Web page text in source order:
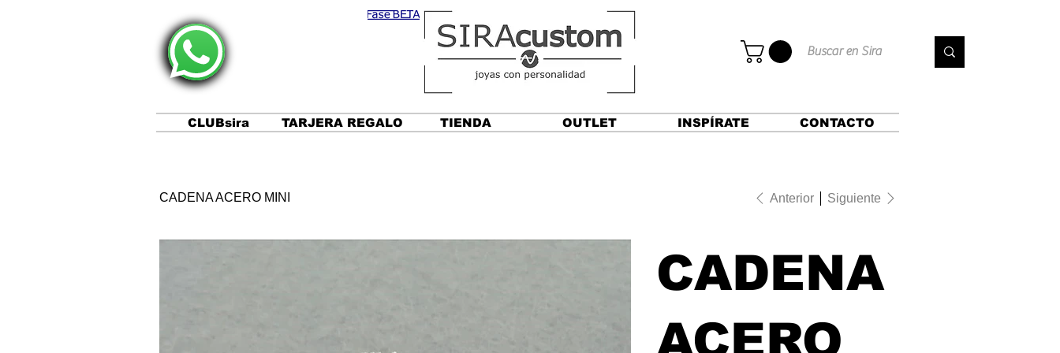
CLUBsira TARJERA REGALO TIENDA OUTLET INSPÍRATE CONTACTO
CADENA ACERO MINI Anterior Siguiente
CADENA
ACERO